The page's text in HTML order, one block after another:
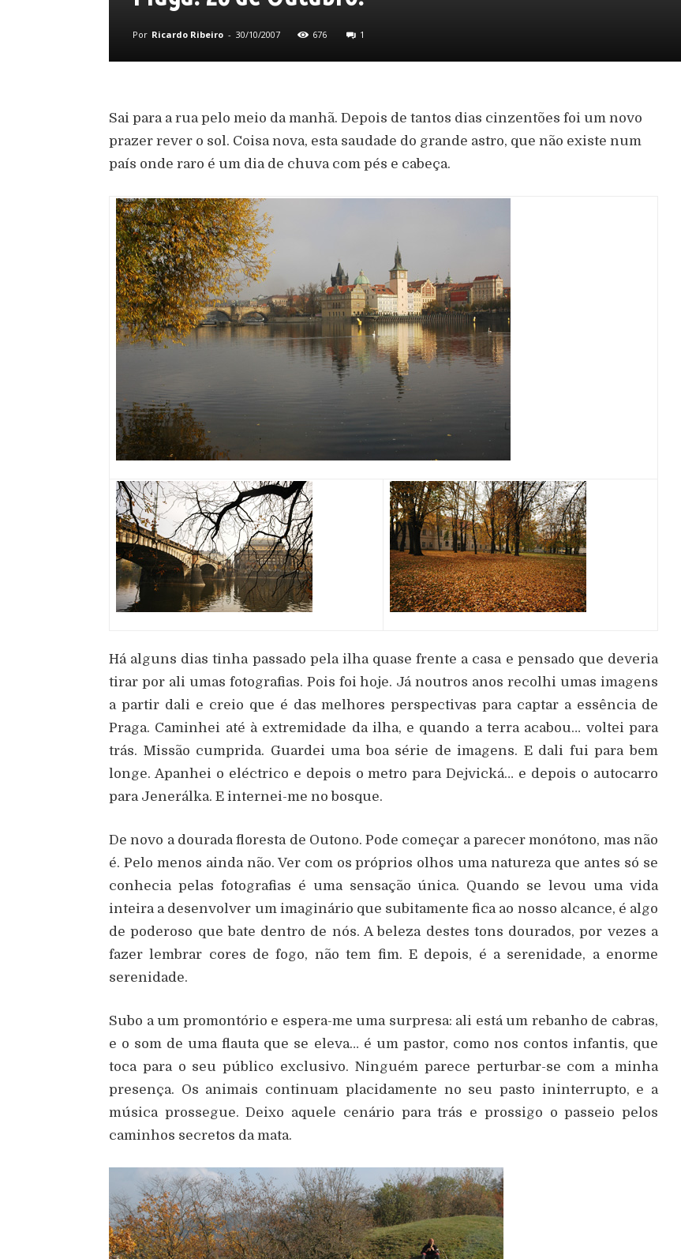
Por Ricardo Ribeiro - 30/10/2007 676 1
Sai para a rua pelo meio da manhã. Depois de tantos dias cinzentões foi um novo
prazer rever o sol. Coisa nova, esta saudade do grande astro, que não existe num
país onde raro é um dia de chuva com pés e cabeça.
Há alguns dias tinha passado pela ilha quase frente a casa e pensado que deveria
tirar por ali umas fotografias. Pois foi hoje. Já noutros anos recolhi umas imagens
a partir dali e creio que é das melhores perspectivas para captar a essência de
Praga. Caminhei até à extremidade da ilha, e quando a terra acabou… voltei para
trás. Missão cumprida. Guardei uma boa série de imagens. E dali fui para bem
longe. Apanhei o eléctrico e depois o metro para Dejvická… e depois o autocarro
para Jenerálka. E internei-me no bosque.
De novo a dourada floresta de Outono. Pode começar a parecer monótono, mas não
é. Pelo menos ainda não. Ver com os próprios olhos uma natureza que antes só se
conhecia pelas fotografias é uma sensação única. Quando se levou uma vida
inteira a desenvolver um imaginário que subitamente fica ao nosso alcance, é algo
de poderoso que bate dentro de nós. A beleza destes tons dourados, por vezes a
fazer lembrar cores de fogo, não tem fim. E depois, é a serenidade, a enorme
serenidade.
Subo a um promontório e espera-me uma surpresa: ali está um rebanho de cabras,
e o som de uma flauta que se eleva… é um pastor, como nos contos infantis, que
toca para o seu público exclusivo. Ninguém parece perturbar-se com a minha
presença. Os animais continuam placidamente no seu pasto ininterrupto, e a
música prossegue. Deixo aquele cenário para trás e prossigo o passeio pelos
caminhos secretos da mata.